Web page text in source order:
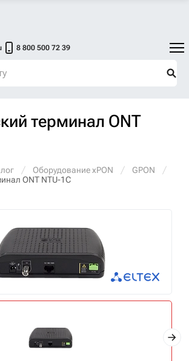
8 800 500 72 39
терминал ONT
Оборудование xPON
GPON
ONT NTU-1C